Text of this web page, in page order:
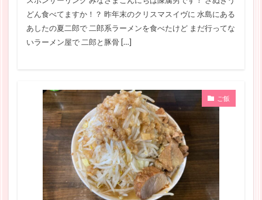
どん食べてますか！？ 昨年末のクリスマスイヴに 水島にある
あしたの夏二郎で 二郎系ラーメンを食べたけど まだ行ってな
いラーメン屋で 二郎と豚骨 […]
ご飯